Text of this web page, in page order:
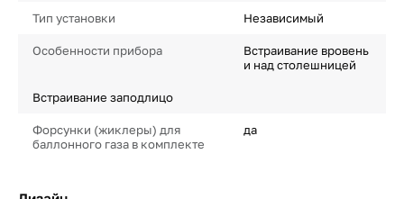
Тип установки Независимый
Особенности прибора
Встраивание вровень
и над столешницей
Встраивание заподлицо
Форсунки (жиклеры) для
баллонного газа в комплекте
да